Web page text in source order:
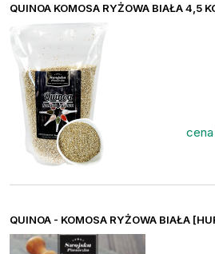
QUINOA KOMOSA RYŻOWA BIAŁA 4,5
QUINOA - KOMOSA RYŻOWA BIAŁA